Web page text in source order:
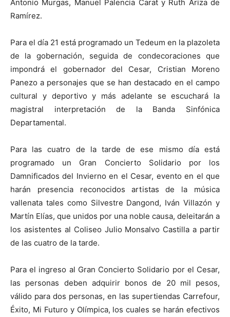
Antonio Murgas, Manuel Palencia Carat y Ruth Ariza de
Ramírez.
Para el día 21 está programado un Tedeum en la plazoleta
de la gobernación, seguida de condecoraciones que
impondrá el gobernador del Cesar, Cristian Moreno
Panezo a personajes que se han destacado en el campo
cultural y deportivo y más adelante se escuchará la
magistral interpretación de la Banda Sinfónica
Departamental.
Para las cuatro de la tarde de ese mismo día está
programado un Gran Concierto Solidario por los
Damnificados del Invierno en el Cesar, evento en el que
harán presencia reconocidos artistas de la música
vallenata tales como Silvestre Dangond, Iván Villazón y
Martín Elías, que unidos por una noble causa, deleitarán a
los asistentes al Coliseo Julio Monsalvo Castilla a partir
de las cuatro de la tarde.
Para el ingreso al Gran Concierto Solidario por el Cesar,
las personas deben adquirir bonos de 20 mil pesos,
válido para dos personas, en las supertiendas Carrefour,
Éxito, Mi Futuro y Olímpica, los cuales se harán efectivos